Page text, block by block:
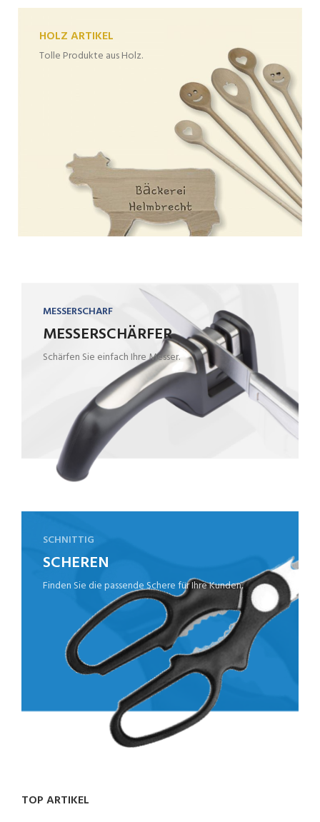
HOLZ ARTIKEL
Tolle Produkte aus Holz.
MESSERSCHARF
MESSERSCHÄRFER
Schärfen Sie einfach Ihre Messer.
SCHNITTIG
SCHEREN
Finden Sie die passende Schere für Ihre Kunden.
TOP ARTIKEL